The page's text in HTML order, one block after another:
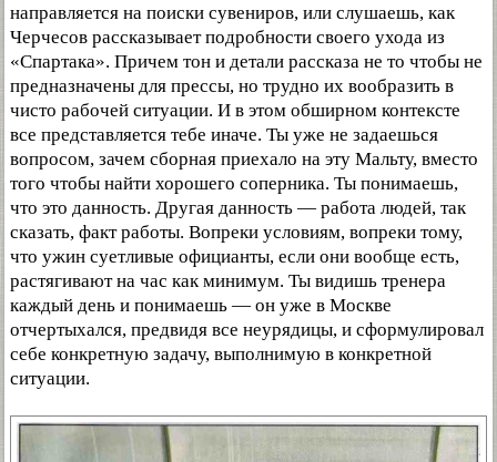
направляется на поиски сувениров, или слушаешь, как
Черчесов рассказывает подробности своего ухода из
«Спартака». Причем тон и детали рассказа не то чтобы не
предназначены для прессы, но трудно их вообразить в
чисто рабочей ситуации. И в этом обширном контексте
все представляется тебе иначе. Ты уже не задаешься
вопросом, зачем сборная приехало на эту Мальту, вместо
того чтобы найти хорошего соперника. Ты понимаешь,
что это данность. Другая данность — работа людей, так
сказать, факт работы. Вопреки условиям, вопреки тому,
что ужин суетливые официанты, если они вообще есть,
растягивают на час как минимум. Ты видишь тренера
каждый день и понимаешь — он уже в Москве
отчертыхался, предвидя все неурядицы, и сформулировал
себе конкретную задачу, выполнимую в конкретной
ситуации.